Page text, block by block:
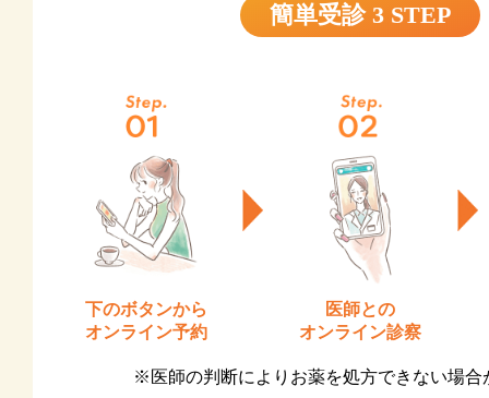
簡単受診 3 STEP
下のボタンから
オンライン予約
医師との
オンライン診察
※医師の判断によりお薬を処方できない場合